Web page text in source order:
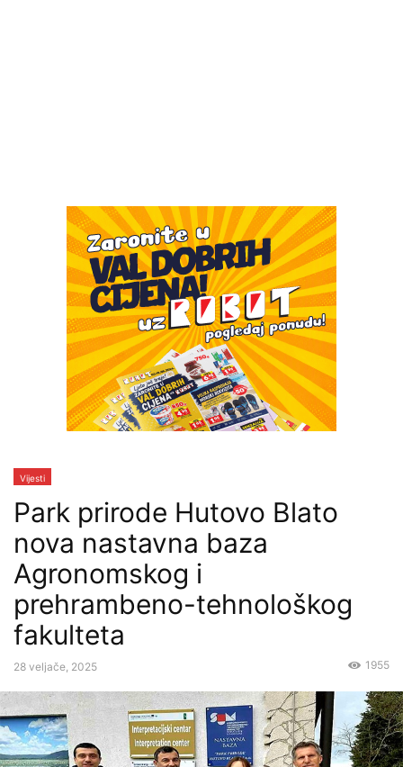
Vijesti
Park prirode Hutovo Blato
nova nastavna baza
Agronomskog i
prehrambeno-tehnološkog
fakulteta
28 veljače, 2025 1955